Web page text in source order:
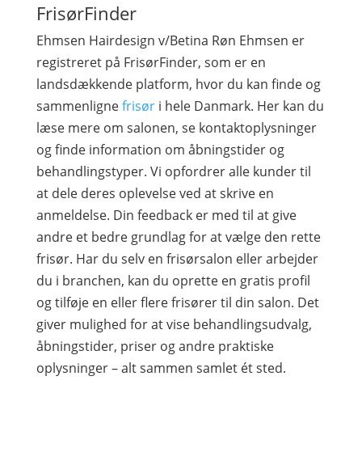
FrisørFinder
Ehmsen Hairdesign v/Betina Røn Ehmsen er
registreret på FrisørFinder, som er en
landsdækkende platform, hvor du kan finde og
sammenlignefrisøri hele Danmark. Her kan du
læse mere om salonen, se kontaktoplysninger
og finde information om åbningstider og
behandlingstyper. Vi opfordrer alle kunder til
at dele deres oplevelse ved at skrive en
anmeldelse. Din feedback er med til at give
andre et bedre grundlag for at vælge den rette
frisør. Har du selv en frisørsalon eller arbejder
du i branchen, kan du oprette en gratis profil
og tilføje en eller flere frisører til din salon. Det
giver mulighed for at vise behandlingsudvalg,
åbningstider, priser og andre praktiske
oplysninger – alt sammen samlet ét sted.